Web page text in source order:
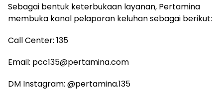
Sebagai bentuk keterbukaan layanan, Pertamina
membuka kanal pelaporan keluhan sebagai berikut:
Call Center: 135
Email: pcc135@pertamina.com
DM Instagram: @pertamina.135